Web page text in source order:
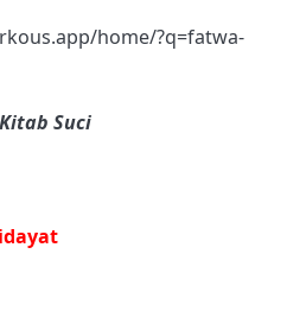
home/?q=fatwa-
Suci